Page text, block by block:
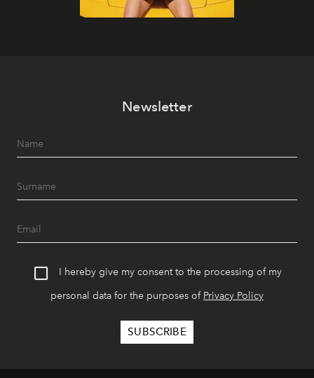
Newsletter
I hereby give my consent to the processing of my
personal data for the purposes of Privacy Policy